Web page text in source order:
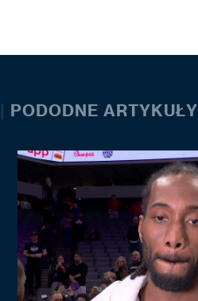
| PODODNE ARTYKUŁY